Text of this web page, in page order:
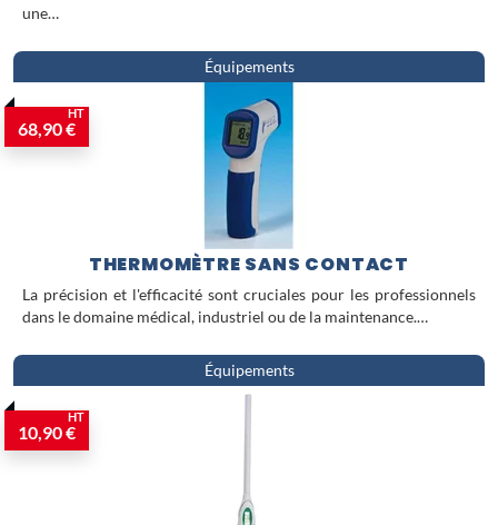
une…
Équipements
68,90 €
HT
THERMOMÈTRE SANS CONTACT
La précision et l'efficacité sont cruciales pour les professionnels
dans le domaine médical, industriel ou de la maintenance.…
Équipements
10,90 €
HT